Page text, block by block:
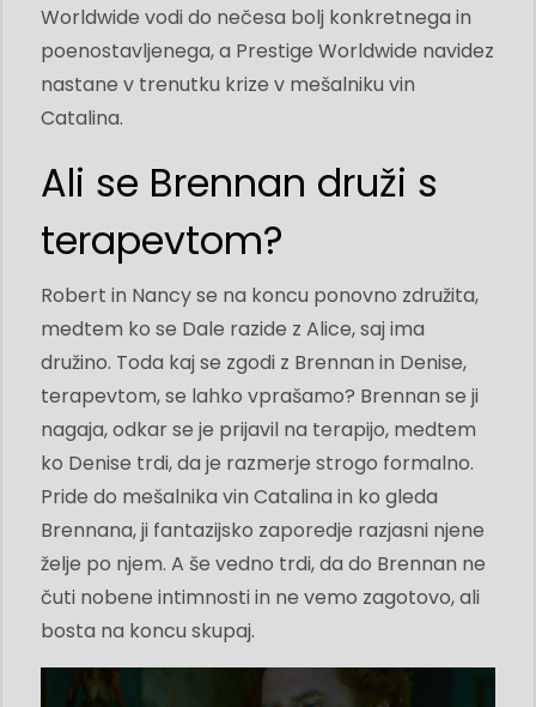
Worldwide vodi do nečesa bolj konkretnega in
poenostavljenega, a Prestige Worldwide navidez
nastane v trenutku krize v mešalniku vin
Catalina.
Ali se Brennan druži s
terapevtom?
Robert in Nancy se na koncu ponovno združita,
medtem ko se Dale razide z Alice, saj ima
družino. Toda kaj se zgodi z Brennan in Denise,
terapevtom, se lahko vprašamo? Brennan se ji
nagaja, odkar se je prijavil na terapijo, medtem
ko Denise trdi, da je razmerje strogo formalno.
Pride do mešalnika vin Catalina in ko gleda
Brennana, ji fantazijsko zaporedje razjasni njene
želje po njem. A še vedno trdi, da do Brennan ne
čuti nobene intimnosti in ne vemo zagotovo, ali
bosta na koncu skupaj.